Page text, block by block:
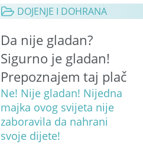
DOJENJE I DOHRANA
Da nije gladan?
Sigurno je gladan!
Prepoznajem taj plač
Ne! Nije gladan! Nijedna
majka ovog svijeta nije
zaboravila da nahrani
svoje dijete!